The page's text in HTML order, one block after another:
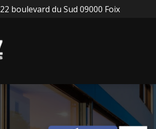
22 boulevard du Sud 09000 Foix